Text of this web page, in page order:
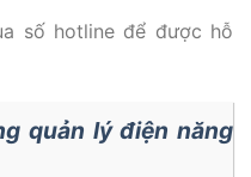
số hotline để được hỗ
quản lý điện năng